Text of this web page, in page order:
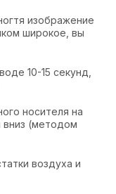
изображение
широкое, вы
10-15 секунд,
носителя на
вниз (методом
воздуха и